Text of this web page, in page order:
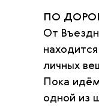
ПО
От
личных
Пока
одной из